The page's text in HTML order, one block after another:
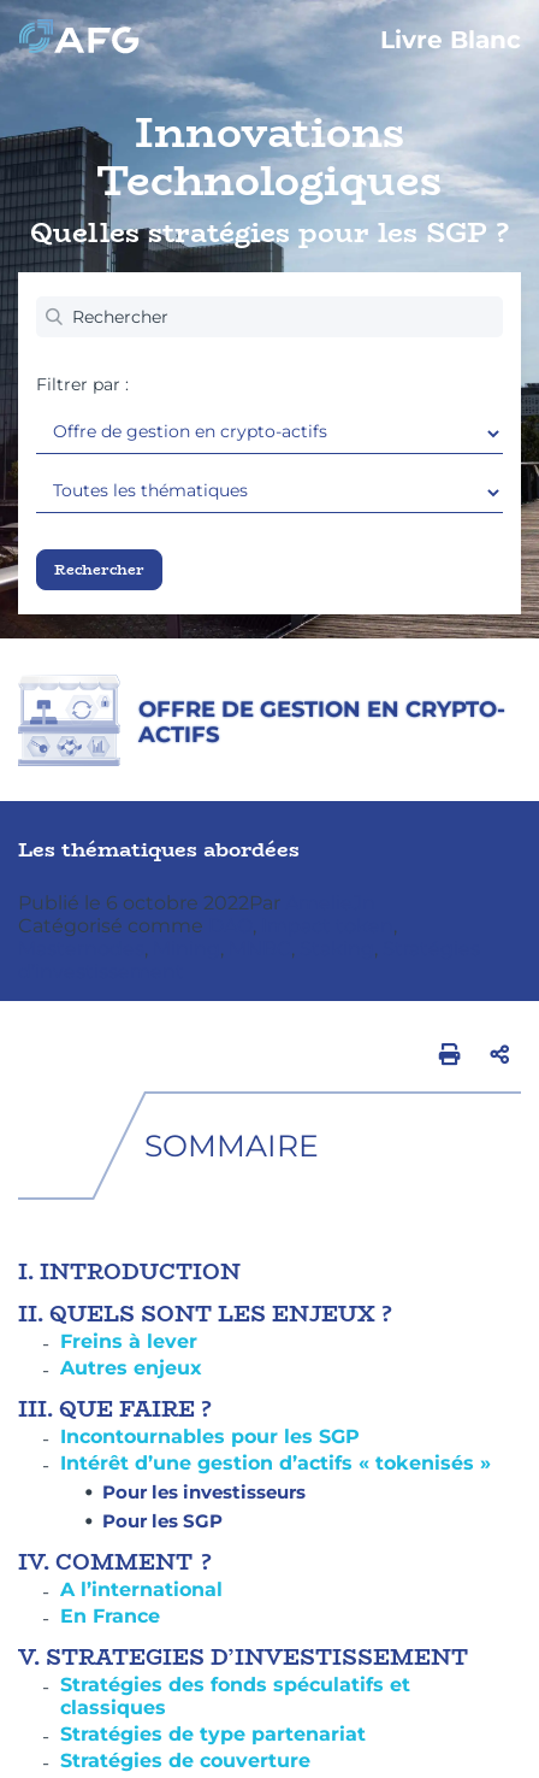
Livre Blanc
Innovations
Technologiques
Quelles stratégies pour les SGP ?
Filtrer par :
OFFRE DE GESTION EN CRYPTO-
ACTIFS
Les thématiques abordées
Publié le 6 octobre 2022Par
Catégorisé comme
,
,
, , , ,
SOMMAIRE
I.INTRODUCTION
II.QUELS SONT LES ENJEUX ?
Freins à lever
Autres enjeux
III.QUE FAIRE ?
Incontournables pour les SGP
Intérêt d’une gestion d’actifs « tokenisés »
Pour les investisseurs
Pour les SGP
IV.COMMENT ?
A l’international
En France
V. STRATEGIES D’INVESTISSEMENT
Stratégies des fonds spéculatifs et
classiques
Stratégies de type partenariat
Stratégies de couverture